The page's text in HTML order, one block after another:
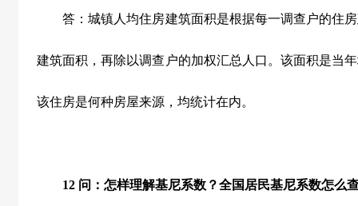
答：城镇人均住房建筑面积是根据每一调查户的住
建筑面积，再除以调查户的加权汇总人口。该面积是当
该住房是何种房屋来源，均统计在内。
12 问：怎样理解基尼系数？全国居民基尼系数怎么